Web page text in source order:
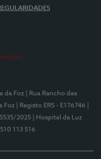
da Foz
| Rua Rancho das
Foz
| Registo ERS - E176746
2025
| Hospital da Luz
113 516